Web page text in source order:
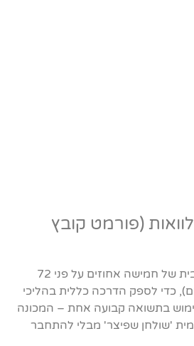
(פורמט קובץ
*טבלה זו משתמשת בריבית של חמישה אחוזים על פני 72
חודשיים (6 שנים), כדי לספק הדרכה כללית בהליכי
בתשואה קבועה אחת – המכונה
'שולחן שפיצר' מבלי להתחבר